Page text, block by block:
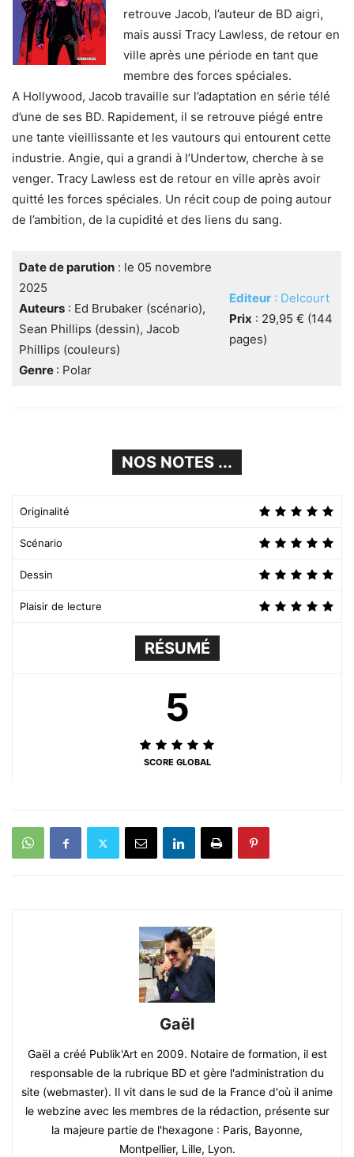
retrouve Jacob, l’auteur de BD aigri,
mais aussi Tracy Lawless, de retour en
ville après une période en tant que
membre des forces spéciales.
A Hollywood, Jacob travaille sur l’adaptation en série télé
d’une de ses BD. Rapidement, il se retrouve piégé entre
une tante vieillissante et les vautours qui entourent cette
industrie. Angie, qui a grandi à l’Undertow, cherche à se
venger. Tracy Lawless est de retour en ville après avoir
quitté les forces spéciales. Un récit coup de poing autour
de l’ambition, de la cupidité et des liens du sang.
Date de parution: le 05 novembre
2025
Auteurs: Ed Brubaker (scénario),
Sean Phillips (dessin), Jacob
Phillips (couleurs)
Genre : Polar
Editeur: Delcourt
Prix : 29,95 € (144
pages)
NOS NOTES ...
Originalité
Scénario
Dessin
Plaisir de lecture
RÉSUMÉ
5
SCORE GLOBAL
Gaël
Gaël a créé Publik'Art en 2009. Notaire de formation, il est
responsable de la rubrique BD et gère l'administration du
site (webmaster). Il vit dans le sud de la France d'où il anime
le webzine avec les membres de la rédaction, présente sur
la majeure partie de l'hexagone : Paris, Bayonne,
Montpellier, Lille, Lyon.